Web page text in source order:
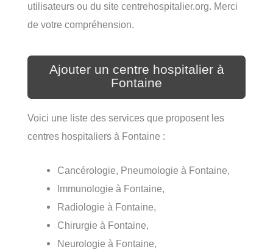
utilisateurs ou du site centrehospitalier.org. Merci
de votre compréhension.
Ajouter un centre hospitalier à
Fontaine
Voici une liste des services que proposent les
centres hospitaliers à Fontaine :
Cancérologie, Pneumologie à Fontaine,
Immunologie à Fontaine,
Radiologie à Fontaine,
Chirurgie à Fontaine,
Neurologie à Fontaine,